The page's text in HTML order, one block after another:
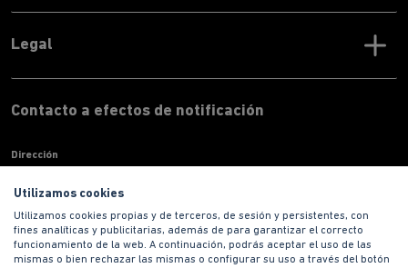
Contacto a efectos de notificación
Dirección
Teléfono
900 100 420
Correo electronico
informacion@habitat.es
Legal
Utilizamos cookies
Utilizamos cookies propias y de terceros, de sesión y persistentes, con
fines analíticas y publicitarias, además de para garantizar el correcto
funcionamiento de la web. A continuación, podrás aceptar el uso de las
mismas o bien rechazar las mismas o configurar su uso a través del botón